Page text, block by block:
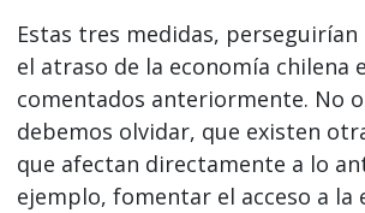
Estas tres medidas,
el atraso de la economía chilena
comentados anteriormente. No
debemos olvidar, que existen
que afectan directamente a lo
ejemplo, fomentar el acceso a la